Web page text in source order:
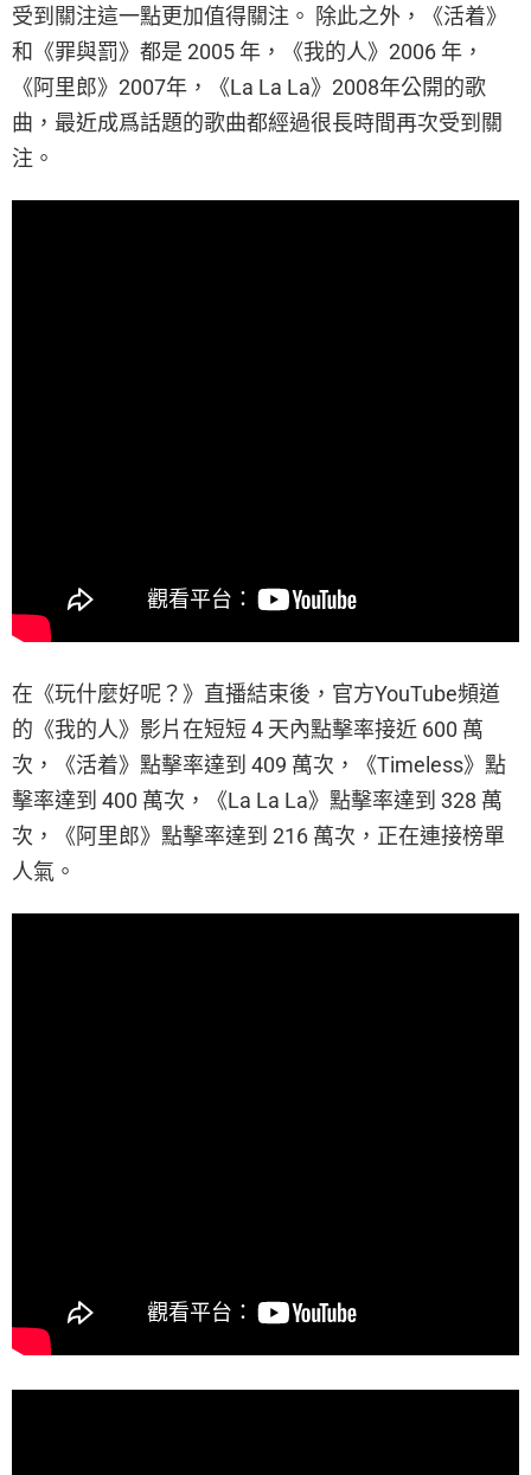
受到關注這一點更加值得關注。 除此之外，《活着》
和《罪與罰》都是 2005 年，《我的人》2006 年，
《阿里郎》2007年，《La La La》2008年公開的歌
曲，最近成爲話題的歌曲都經過很長時間再次受到關
注。
在《玩什麼好呢？》直播結束後，官方YouTube頻道
的《我的人》影片在短短 4 天內點擊率接近 600 萬
次，《活着》點擊率達到 409 萬次，《Timeless》點
擊率達到 400 萬次，《La La La》點擊率達到 328 萬
次，《阿里郎》點擊率達到 216 萬次，正在連接榜單
人氣。